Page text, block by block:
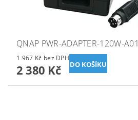
QNAP PWR-ADAPTER-120W-A01
1 967 Kč bez DPH
2 380 Kč